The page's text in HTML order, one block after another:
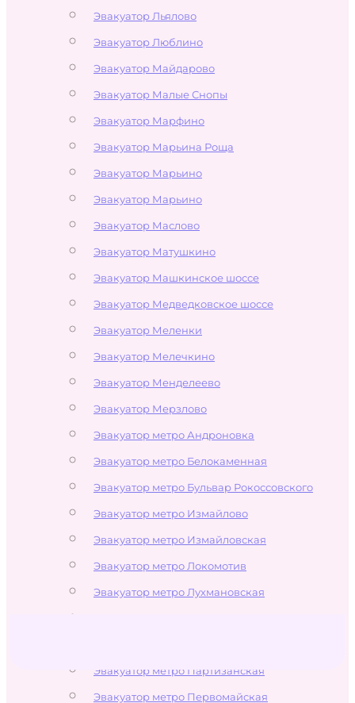
Эвакуатор Льялово
Эвакуатор Люблино
Эвакуатор Майдарово
Эвакуатор Малые Снопы
Эвакуатор Марфино
Эвакуатор Марьина Роща
Эвакуатор Марьино
Эвакуатор Марьино
Эвакуатор Маслово
Эвакуатор Матушкино
Эвакуатор Машкинское шоссе
Эвакуатор Медведковское шоссе
Эвакуатор Меленки
Эвакуатор Мелечкино
Эвакуатор Менделеево
Эвакуатор Мерзлово
Эвакуатор метро Андроновка
Эвакуатор метро Белокаменная
Эвакуатор метро Бульвар Рокоссовского
Эвакуатор метро Измайлово
Эвакуатор метро Измайловская
Эвакуатор метро Локомотив
Эвакуатор метро Лухмановская
Эвакуатор метро Партизанская
Эвакуатор метро Первомайская